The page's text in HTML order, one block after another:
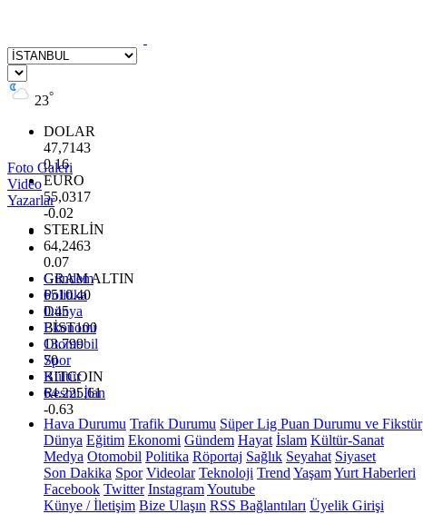
23°
DOLAR
47,7143
0.16
EURO
55,0317
-0.02
STERLİN
64,2463
0.07
GRAM ALTIN
6510.40
0.45
BİST100
13.799
70
BITCOIN
64.225,61
-0.63
Foto Galeri
Video
Yazarlar
Gündem
Politika
Dünya
Ekonomi
Otomobil
Spor
Kültür
Resmi İlan
Hava Durumu Trafik Durumu Süper Lig Puan Durumu ve Fikstür
Dünya Eğitim Ekonomi Gündem Hayat İslam Kültür-Sanat
Medya Otomobil Politika Röportaj Sağlık Seyahat Siyaset
Son Dakika Spor Videolar Teknoloji Trend YaşamYurt Haberleri
Facebook Twitter InstagramYoutube
Künye / İletişim Bize Ulaşın RSS Bağlantıları Üyelik Girişi